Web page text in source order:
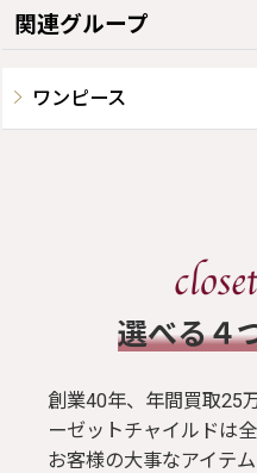
関連グループ
ワンピース
選べる４
創業40年、年間買取25
ーゼットチャイルドは
お客様の大事なアイテ